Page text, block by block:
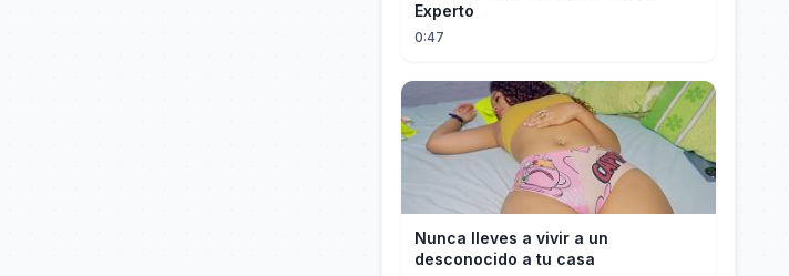
Experto
0:47
Nunca lleves a vivir a un
desconocido a tu casa